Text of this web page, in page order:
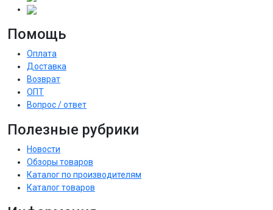
Помощь
Оплата
Доставка
Возврат
ОПТ
Вопрос / ответ
Полезные рубрики
Новости
Обзоры товаров
Каталог по производителям
Каталог товаров